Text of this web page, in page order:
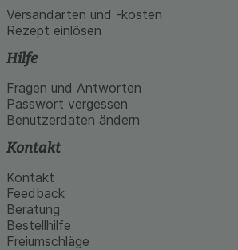
Versandarten und -kosten
Rezept einlösen
Hilfe
Fragen und Antworten
Passwort vergessen
Benutzerdaten ändern
Kontakt
Kontakt
Feedback
Beratung
Bestellhilfe
Freiumschläge